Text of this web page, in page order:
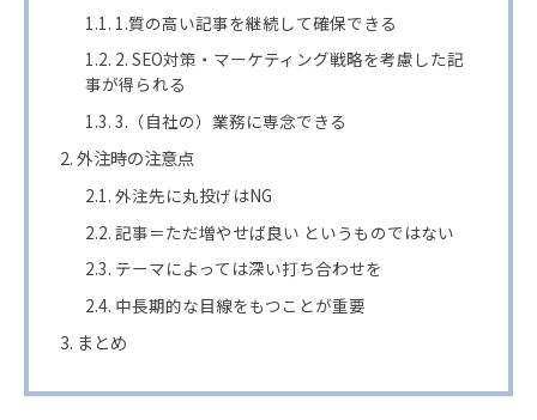
1.質の高い記事を継続して確保できる
2. SEO対策・マーケティング戦略を考慮した記
事が得られる
3.（自社の）業務に専念できる
外注時の注意点
外注先に丸投げはNG
記事＝ただ増やせば良い というものではない
テーマによっては深い打ち合わせを
中長期的な目線をもつことが重要
まとめ